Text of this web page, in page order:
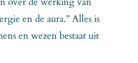
en de aura.” Alles is
en wezen bestaat uit